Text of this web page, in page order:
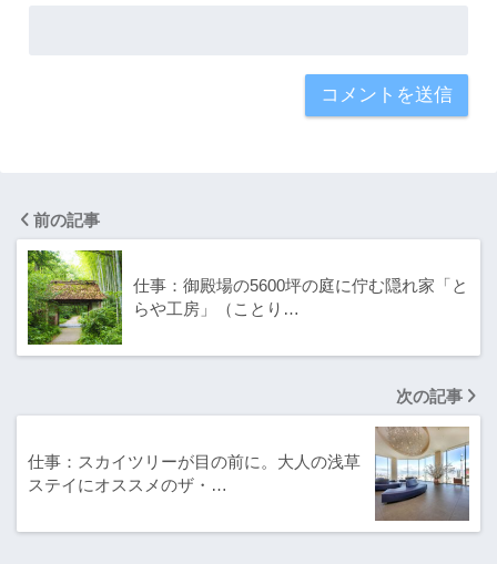
前の記事
仕事：御殿場の5600坪の庭に佇む隠れ家「と
らや工房」（ことり…
次の記事
仕事：スカイツリーが目の前に。大人の浅草
ステイにオススメのザ・…